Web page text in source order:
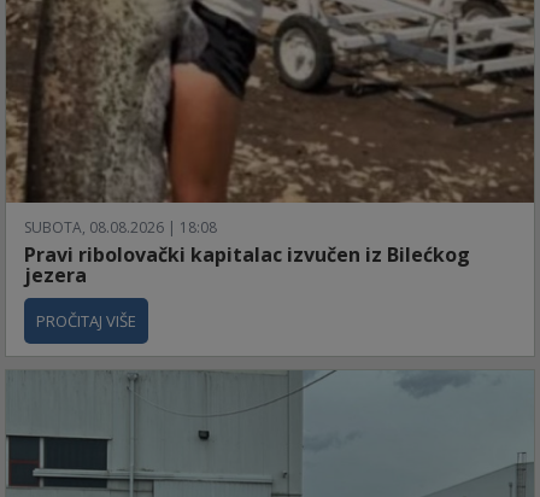
SUBOTA, 08.08.2026 | 18:08
Pravi ribolovački kapitalac izvučen iz Bilećkog
jezera
PROČITAJ VIŠE